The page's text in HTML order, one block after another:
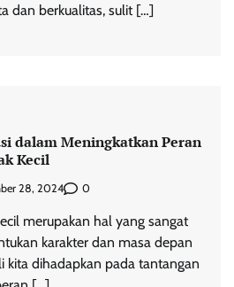
dan berkualitas, sulit […]
dalam Meningkatkan Peran
Kecil
28, 2024 0
merupakan hal yang sangat
karakter dan masa depan
kita dihadapkan pada tantangan